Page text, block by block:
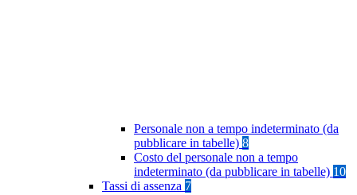
Personale non a tempo indeterminato (da
pubblicare in tabelle) 8
Costo del personale non a tempo
indeterminato (da pubblicare in tabelle) 10
Tassi di assenza 7